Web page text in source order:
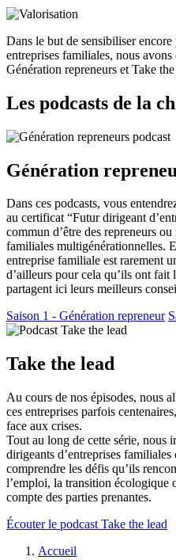
Dans le but de sensibiliser
entreprises familiales, nous avons
Génération repreneurs et Take
Les podcasts de la
Génération
Dans ces podcasts, vous
au certificat “Futur dirigeant
commun d’être des repreneurs
familiales multigénérationnelles.
entreprise familiale est rarement
d’ailleurs pour cela qu’ils ont
partagent ici leurs meilleurs
Saison 1 - Génération repreneur
Take the lead
Au cours de nos épisodes, nous
ces entreprises parfois
face aux crises.
Tout au long de cette série, nous
dirigeants d’entreprises
comprendre les défis qu’ils
l’emploi, la transition écologique
compte des parties prenantes.
Écouter le podcast Take the lead
Accueil